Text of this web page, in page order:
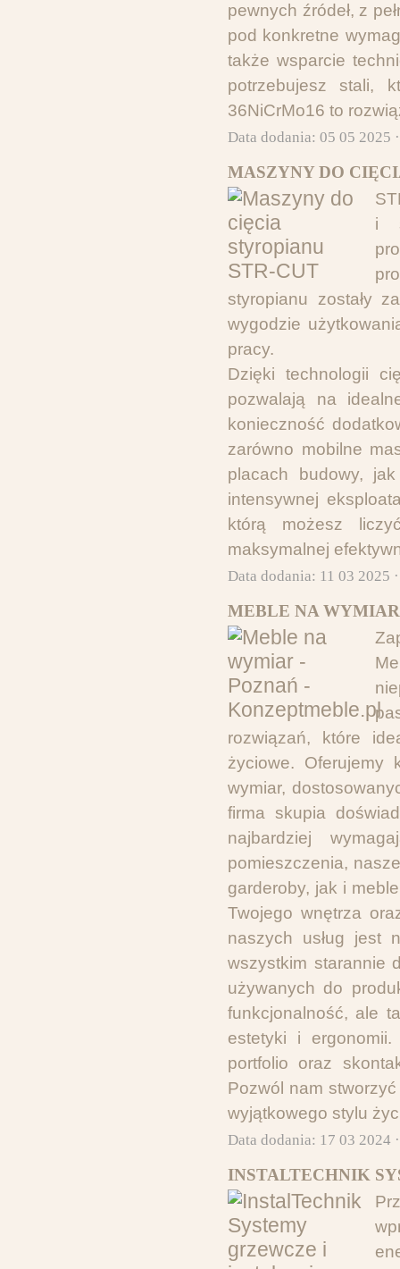
pewnych źródeł, z
pod konkretne
także wsparcie
potrzebujesz stali,
36NiCrMo16 to
Data dodania: 05 05 2025
MASZYNY DO
i
styropianu zostały
wygodzie
pracy.
Dzięki technologii
pozwalają na
konieczność
zarówno mobilne
placach budowy,
intensywnej
którą możesz
maksymalnej
Data dodania: 11 03 2025
MEBLE NA
rozwiązań, które
życiowe. Oferujemy
wymiar,
firma skupia
najbardziej
pomieszczenia,
garderoby, jak i
Twojego wnętrza
naszych usług jest
wszystkim starannie
używanych do
funkcjonalność, ale
estetyki i
portfolio oraz
Pozwól nam
wyjątkowego stylu
Data dodania: 17 03 2024
INSTALTECHNIK